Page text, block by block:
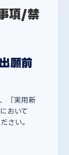
項/禁
願前
「実用新
おいて
さい。